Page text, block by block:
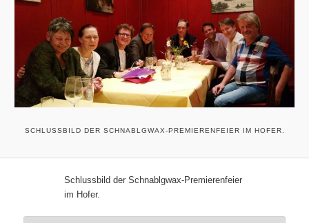
SCHLUSSBILD DER SCHNABLGWAX-PREMIERENFEIER IM HOFER.
Schlussbild der Schnablgwax-Premierenfeier
im Hofer.